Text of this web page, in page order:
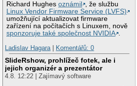
Richard Hughesoznámil
, že službu
Linux Vendor Firmware Service (LVFS)
umožňující aktualizovat firmware
zařízení na počítačích s Linuxem, nově
sponzoruje také společnost NVIDIA .
Ladislav Hagara | Komentářů: 0
SlideRshow, prohlížeč fotek, ale i
jejich organizér a prezentátor
4.8. 12:22 | Zajímavý software